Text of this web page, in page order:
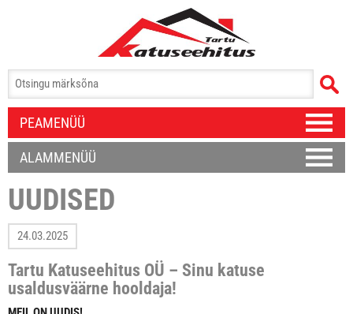
PEAMENÜÜ
ALAMMENÜÜ
UUDISED
24.03.2025
Tartu Katuseehitus OÜ – Sinu katuse
usaldusväärne hooldaja!